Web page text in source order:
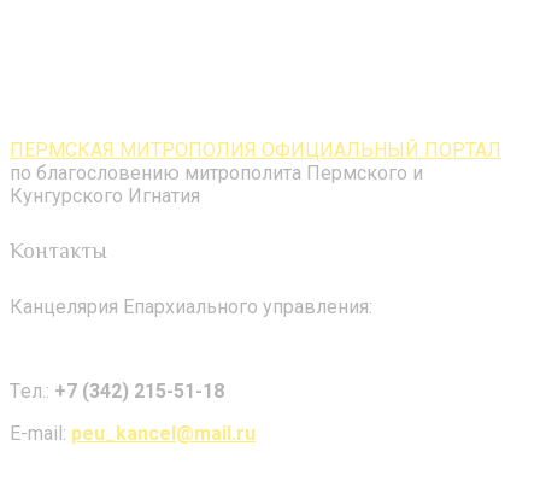
ПЕРМСКАЯ МИТРОПОЛИЯ ОФИЦИАЛЬНЫЙ ПОРТАЛ
по благословению митрополита Пермского и
Кунгурского Игнатия
Контакты
Канцелярия Епархиального управления:
Tел.: +7 (342) 215-51-18
E-mail: peu_kancel@mail.ru